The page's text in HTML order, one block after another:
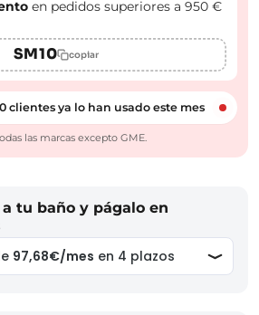
en pedidos superiores a 950 €
SM10 copiar
clientes ya lo han usado este mes
las marcas excepto GME.
tu baño y págalo en